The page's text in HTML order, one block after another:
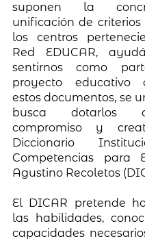
suponen la
unificación de
los centros
Red EDUCAR,
sentirnos como
proyecto educativo
estos documentos, se
busca dotarlos
compromiso y
Diccionario
Competencias para
Agustino Recoletos
El DICAR pretende
las habilidades,
capacidades